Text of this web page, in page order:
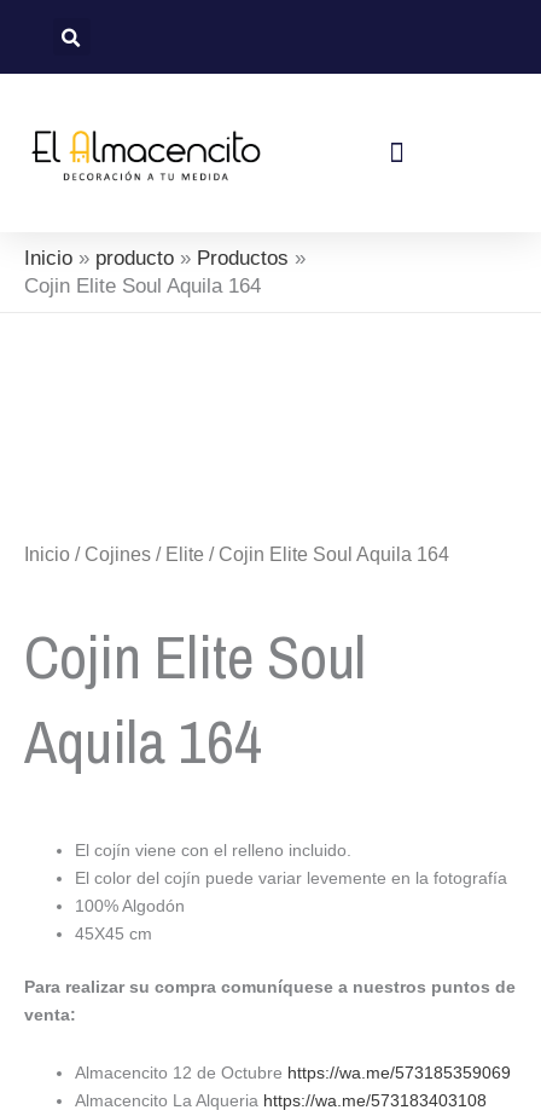
Inicio producto
Productos
Cojin Elite Soul Aquila 164
Inicio / Cojines / Elite / Cojin Elite Soul Aquila 164
Cojin Elite Soul
Aquila 164
El cojín viene con el relleno incluido.
El color del cojín puede variar levemente en la fotografía
100% Algodón
45X45 cm
Para realizar su compra comuníquese a nuestros puntos de
venta:
Almacencito 12 de Octubre https://wa.me/573185359069
Almacencito La Alqueria https://wa.me/573183403108